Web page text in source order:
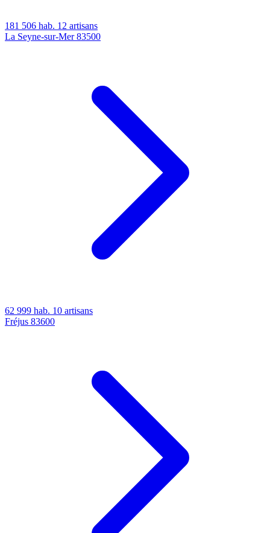
181 506 hab. 12 artisans
La Seyne-sur-Mer 83500
62 999 hab. 10 artisans
Fréjus 83600